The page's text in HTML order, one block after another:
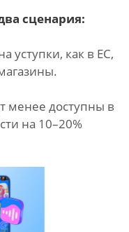
сценария:
как в ЕС,
доступны в
на 10–20%